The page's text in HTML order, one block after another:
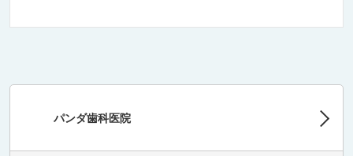
パンダ歯科医院